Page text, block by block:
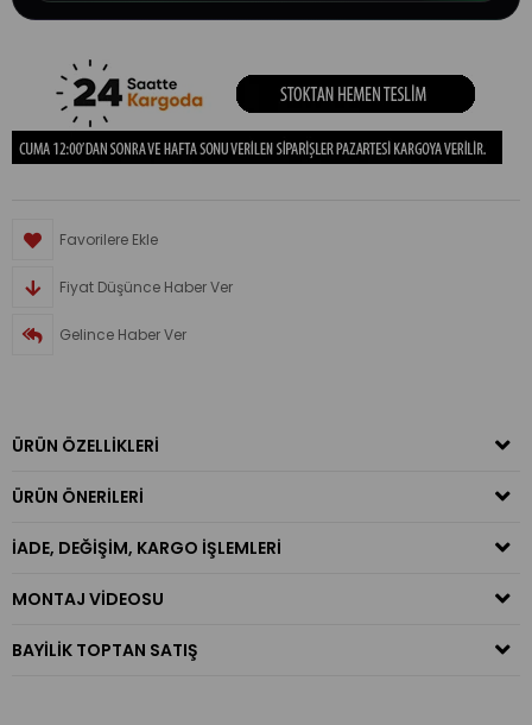
Favorilere Ekle
Fiyat Düşünce Haber Ver
Gelince Haber Ver
ÜRÜN ÖZELLIKLERI
ÜRÜN ÖNERILERI
İADE, DEĞIŞIM, KARGO İŞLEMLERI
MONTAJ VIDEOSU
BAYILIK TOPTAN SATIŞ